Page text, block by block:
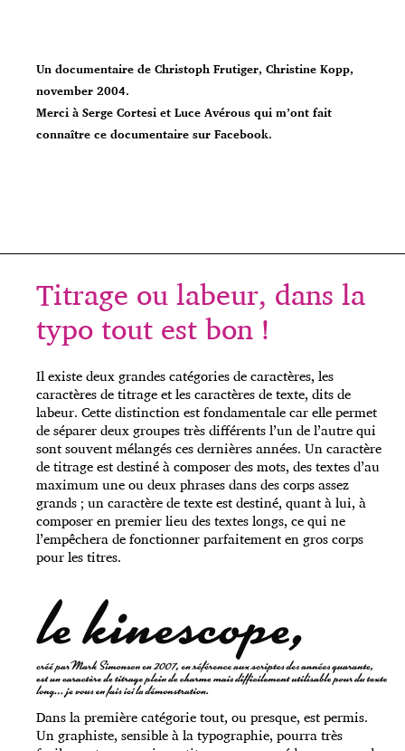
Un documentaire de Christoph Frutiger, Christine Kopp,
november 2004.
Merci à Serge Cortesi et Luce Avérous qui m’ont fait
connaître ce documentaire sur Facebook.
Titrage ou labeur, dans la
typo tout est bon !
Il existe deux grandes catégories de caractères, les
caractères de titrage et les caractères de texte, dits de
labeur. Cette distinction est fondamentale car elle permet
de séparer deux groupes très différents l’un de l’autre qui
sont souvent mélangés ces dernières années. Un caractère
de titrage est destiné à composer des mots, des textes d’au
maximum une ou deux phrases dans des corps assez
grands ; un caractère de texte est destiné, quant à lui, à
composer en premier lieu des textes longs, ce qui ne
l’empêchera de fonctionner parfaitement en gros corps
pour les titres.
Dans la première catégorie tout, ou presque, est permis.
Un graphiste, sensible à la typographie, pourra très